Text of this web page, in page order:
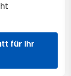
für Ihr